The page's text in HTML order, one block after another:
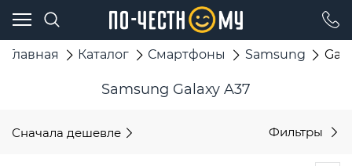
Главная Каталог Смартфоны Samsung
Samsung Galaxy A37
Сначала дешевле Фильтры